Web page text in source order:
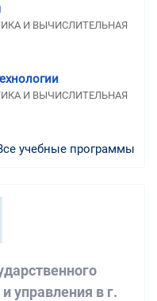
И ВЫЧИСЛИТЕЛЬНАЯ
И ВЫЧИСЛИТЕЛЬНАЯ
учебные программы
управления в г.